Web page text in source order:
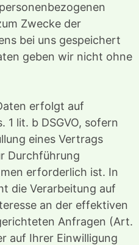
Zwecke der
bei uns gespeichert
geben wir nicht ohne
erfolgt auf
1 lit. b DSGVO, sofern
eines Vertrags
Durchführung
erforderlich ist. In
die Verarbeitung auf
an der effektiven
Anfragen (Art.
auf Ihrer Einwilligung